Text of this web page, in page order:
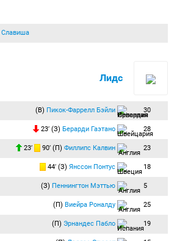
Славиша
Лидс
(В) Пикок-Фаррелл Бэйли 30
23′ (З) Берарди Гаэтано 28
23′ 90′ (П) Филлипс Калвин 23
44′ (З) Янссон Понтус 18
(З) Пеннингтон Мэттью 5
(П) Виейра Роналду 25
(П) Эрнандес Пабло 19